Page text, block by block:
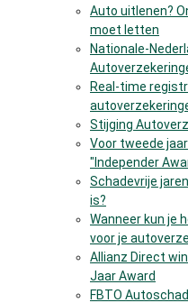
Auto uitlenen?
moet letten
Nationale-
Real-time
Stijging
Voor tweede
"Independer
Schadevrije
is?
Wanneer kun je
voor je
Allianz Direct
Jaar Award
FBTO